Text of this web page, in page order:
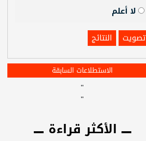
لا أعلم
تصويت
النتائج
الاستطلاعات السابقة
"
"
الأكثر قراءة